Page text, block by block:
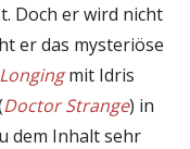
Doch er wird nicht
er das mysteriöse
mit Idris
Doctor Strange) in
dem Inhalt sehr